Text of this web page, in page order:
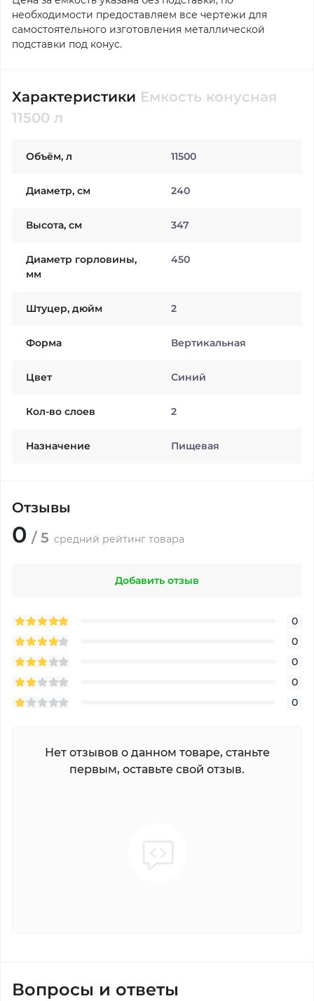
необходимости предоставляем все чертежи для
самостоятельного изготовления металлической
подставки под конус.
Характеристики Емкость конусная
11500 л
Объём, л 11500
Диаметр, см 240
Высота, см 347
Диаметр горловины,
мм
450
Штуцер, дюйм 2
Форма Вертикальная
Цвет Синий
Кол-во слоев 2
Назначение Пищевая
Отзывы
0 / 5 средний рейтинг товара
Добавить отзыв
0
0
0
0
0
Нет отзывов о данном товаре, станьте
первым, оставьте свой отзыв.
Вопросы и ответы